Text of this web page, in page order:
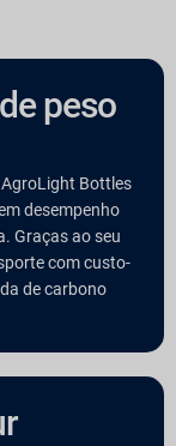
peso
Bottles
desempenho
Graças ao seu
com custo-
de carbono